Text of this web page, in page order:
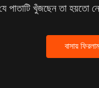
পাতাটি খুঁজছেন তা হয়তো
বাসায় ফিরলাম